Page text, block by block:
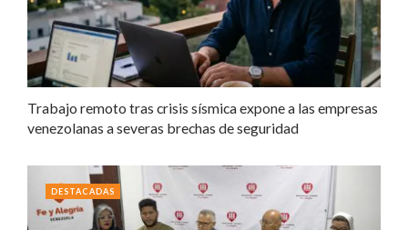
Trabajo remoto tras crisis sísmica expone a las empresas
venezolanas a severas brechas de seguridad
DESTACADAS